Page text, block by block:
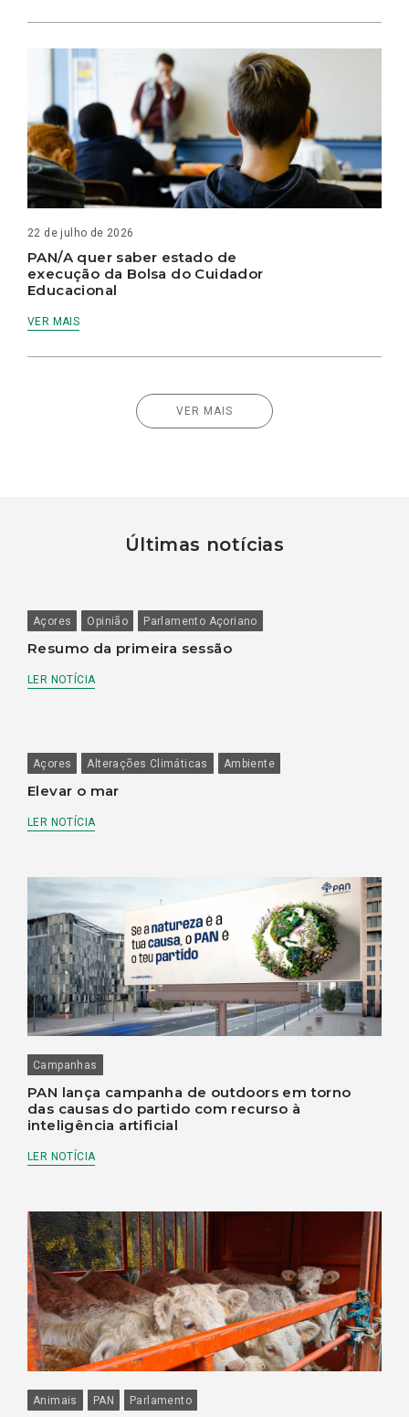
22 de julho de 2026
PAN/A quer saber estado de
execução da Bolsa do Cuidador
Educacional
VER MAIS
VER MAIS
Últimas notícias
Açores Opinião Parlamento Açoriano
Resumo da primeira sessão
LER NOTÍCIA
Açores Alterações Climáticas Ambiente
Elevar o mar
LER NOTÍCIA
Campanhas
PAN lança campanha de outdoors em torno
das causas do partido com recurso à
inteligência artificial
LER NOTÍCIA
Animais PAN Parlamento